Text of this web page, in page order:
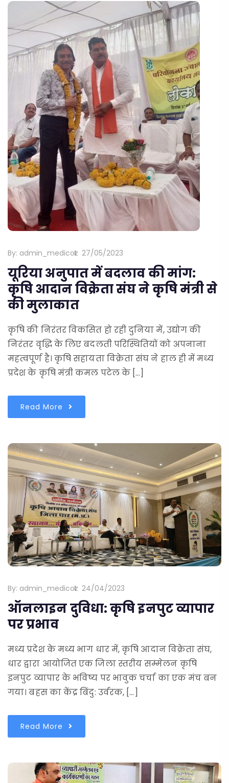
By: admin_medicoz 27/05/2023
यूरिया अनुपात में बदलाव की मांग:
कृषि आदान विक्रेता संघ ने कृषि मंत्री से
की मुलाकात
कृषि की निरंतर विकसित हो रही दुनिया में, उद्योग की
निरंतर वृद्धि के लिए बदलती परिस्थितियों को अपनाना
महत्वपूर्ण है। कृषि सहायता विक्रेता संघ ने हाल ही में मध्य
प्रदेश के कृषि मंत्री कमल पटेल के […]
Read More
By: admin_medicoz 24/04/2023
ऑनलाइन दुविधा: कृषि इनपुट व्यापार
पर प्रभाव
मध्य प्रदेश के मध्य भाग धार में, कृषि आदान विक्रेता संघ,
धार द्वारा आयोजित एक जिला स्तरीय सम्मेलन कृषि
इनपुट व्यापार के भविष्य पर भावुक चर्चा का एक मंच बन
गया। बहस का केंद्र बिंदु: उर्वरक, […]
Read More